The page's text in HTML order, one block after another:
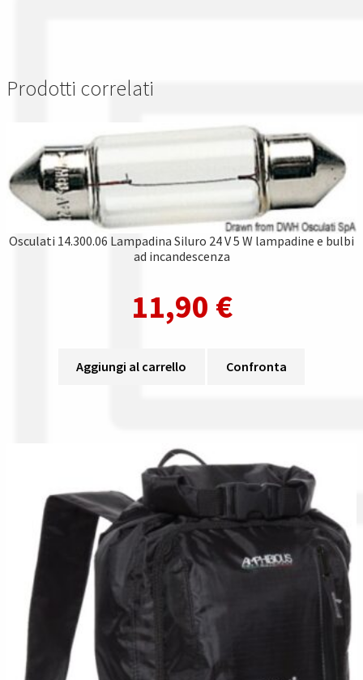
Prodotti correlati
Osculati 14.300.06 Lampadina Siluro 24 V 5 W lampadine e bulbi
ad incandescenza
11,90 €
Aggiungi al carrello Confronta